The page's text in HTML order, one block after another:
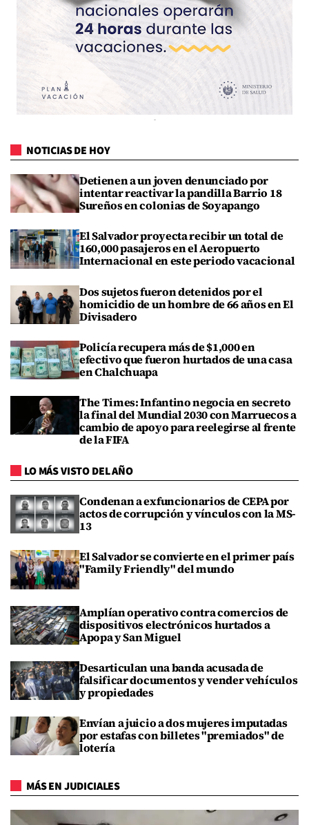
NOTICIAS DE HOY
Detienen a un joven denunciado por
intentar reactivar la pandilla Barrio 18
Sureños en colonias de Soyapango
El Salvador proyecta recibir un total de
160,000 pasajeros en el Aeropuerto
Internacional en este periodo vacacional
Dos sujetos fueron detenidos por el
homicidio de un hombre de 66 años en El
Divisadero
Policía recupera más de $1,000 en
efectivo que fueron hurtados de una casa
en Chalchuapa
The Times: Infantino negocia en secreto
la final del Mundial 2030 con Marruecos a
cambio de apoyo para reelegirse al frente
de la FIFA
LO MÁS VISTO DEL AÑO
Condenan a exfuncionarios de CEPA por
actos de corrupción y vínculos con la MS-
13
El Salvador se convierte en el primer país
"Family Friendly" del mundo
Amplían operativo contra comercios de
dispositivos electrónicos hurtados a
Apopa y San Miguel
Desarticulan una banda acusada de
falsificar documentos y vender vehículos
y propiedades
Envían a juicio a dos mujeres imputadas
por estafas con billetes "premiados" de
lotería
MÁS EN JUDICIALES